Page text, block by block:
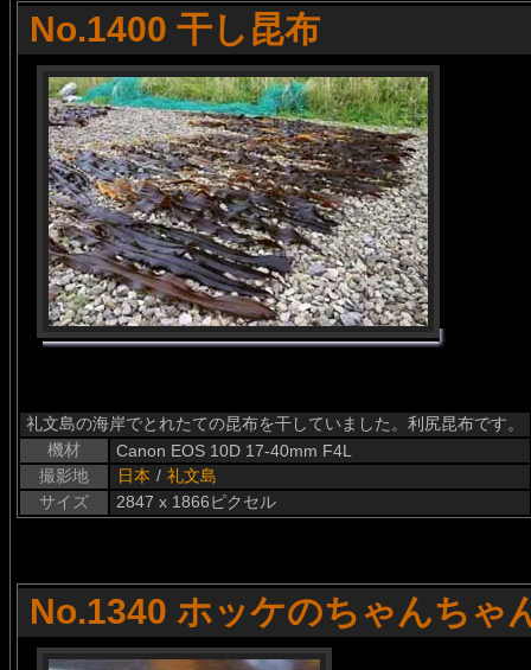
No.1400 干し昆布
礼文島の海岸でとれたての昆布を干していました。利尻昆布です。
機材
Canon EOS 10D 17-40mm F4L
撮影地
日本 / 礼文島
サイズ
2847 x 1866ピクセル
No.1340 ホッケのちゃんちゃ